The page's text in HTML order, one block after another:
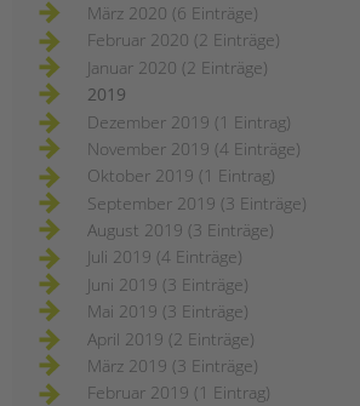
März 2020 (6 Einträge)
Februar 2020 (2 Einträge)
Januar 2020 (2 Einträge)
2019
Dezember 2019 (1 Eintrag)
November 2019 (4 Einträge)
Oktober 2019 (1 Eintrag)
September 2019 (3 Einträge)
August 2019 (3 Einträge)
Juli 2019 (4 Einträge)
Juni 2019 (3 Einträge)
Mai 2019 (3 Einträge)
April 2019 (2 Einträge)
März 2019 (3 Einträge)
Februar 2019 (1 Eintrag)